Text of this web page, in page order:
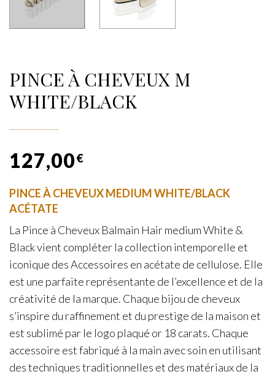
PINCE À CHEVEUX M
WHITE/BLACK
127,00€
PINCE À CHEVEUX MEDIUM WHITE/BLACK
ACÉTATE
La Pince à Cheveux Balmain Hair medium White &
Black vient compléter la collection intemporelle et
iconique des Accessoires en acétate de cellulose. Elle
est une parfaite représentante de l’excellence et de la
créativité de la marque. Chaque bijou de cheveux
s’inspire du raffinement et du prestige de la maison et
est sublimé par le logo plaqué or 18 carats. Chaque
accessoire est fabriqué à la main avec soin en utilisant
des techniques traditionnelles et des matériaux de la